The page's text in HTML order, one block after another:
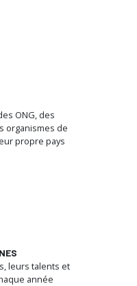
ONG, des
organismes de
propre pays
leurs talents et
année